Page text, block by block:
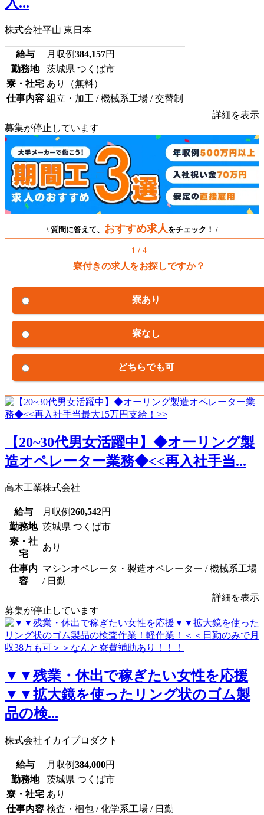
株式会社平山 東日本
給与 月収例384,157円
勤務地
茨城県 つくば市
寮・社宅 あり（無料）
仕事内容 組立・加工 / 機械系工場 / 交替制
詳細を表示
募集が停止しています
\ 質問に答えて、 おすすめ求人 をチェック！ /
1 / 4
寮付きの求人をお探しですか？
寮あり
寮なし
どちらでも可
【20~30代男女活躍中】◆オーリング製
造オペレーター業務◆<<再入社手当...
高木工業株式会社
給与 月収例260,542円
勤務地 茨城県 つくば市
寮・社
宅
あり
仕事内
容
マシンオペレータ・製造オペレーター / 機械系工場
/ 日勤
詳細を表示
募集が停止しています
▼▼残業・休出で稼ぎたい女性を応援
▼▼拡大鏡を使ったリング状のゴム製
品の検...
株式会社イカイプロダクト
給与 月収例384,000円
勤務地
茨城県 つくば市
寮・社宅 あり
仕事内容 検査・梱包 / 化学系工場 / 日勤